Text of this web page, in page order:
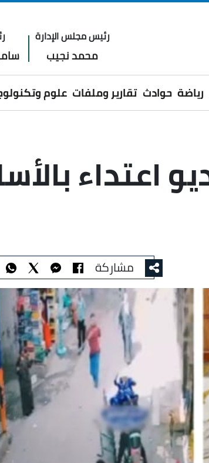
رئيس مجلس الإدارة
محمد نجيب
رياضة حوادث تقارير وملفات علوم
اعتداء
مشاركة